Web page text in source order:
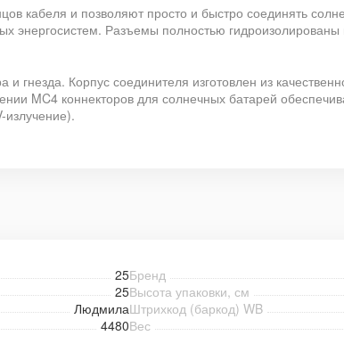
кабеля и позволяют просто и быстро соединять
энергосистем. Разъемы полностью
и гнезда. Корпус соединителя изготовлен из
MC4 коннекторов для солнечных батарей
излучение).
25Бренд
25Высота упаковки, см
ЛюдмилаШтрихкод (баркод) WB
4480Вес